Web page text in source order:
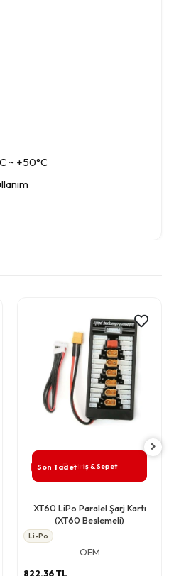
~ +50°C
Son 1 adetGiriş & Sepet
XT60 LiPo Paralel Şarj Kartı
(XT60 Beslemeli)
Li-Po
OEM
822,36 TL